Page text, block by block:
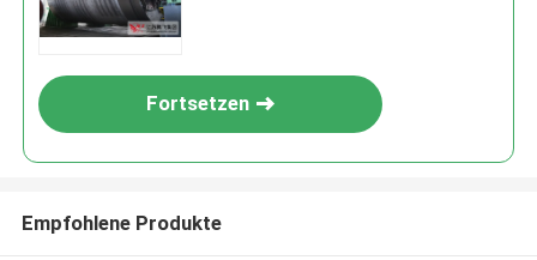
Fortsetzen
Empfohlene Produkte